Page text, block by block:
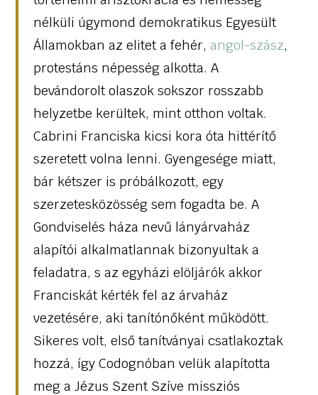
nélküli úgymond demokratikus Egyesült
Államokban az elitet a fehér, angol-szász,
protestáns népesség alkotta. A
bevándorolt olaszok sokszor rosszabb
helyzetbe kerültek, mint otthon voltak.
Cabrini Franciska kicsi kora óta hittérítő
szeretett volna lenni. Gyengesége miatt,
bár kétszer is próbálkozott, egy
szerzetesközösség sem fogadta be. A
Gondviselés háza nevű lányárvaház
alapítói alkalmatlannak bizonyultak a
feladatra, s az egyházi elöljárók akkor
Franciskát kérték fel az árvaház
vezetésére, aki tanítónőként működött.
Sikeres volt, első tanítványai csatlakoztak
hozzá, így Codognóban velük alapította
meg a Jézus Szent Szíve missziós